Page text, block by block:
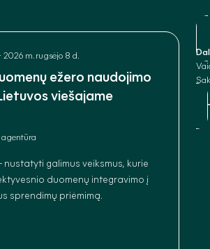
2026 m. rugsėjo 8 d.
ežero naudojimo
viešajame
agentūra
nustatyti galimus veiksmus, kurie
duomenų integravimo į
sprendimų priėmimą.